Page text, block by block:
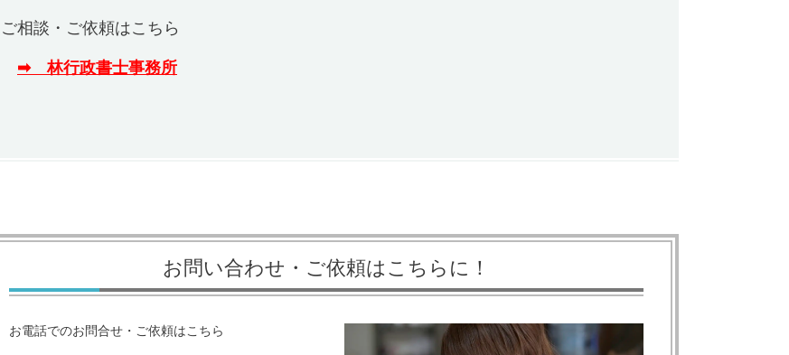
ご相談・ご依頼はこちら
➡ 林行政書士事務所
お問い合わせ・ご依頼はこちらに！
お電話でのお問合せ・ご依頼はこちら